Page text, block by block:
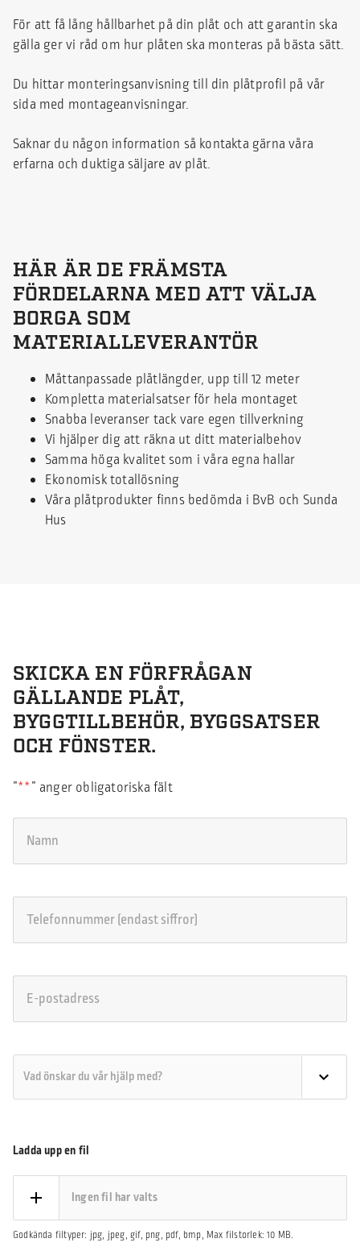
För att få lång hållbarhet på din plåt och att garantin ska
gälla ger vi råd om hur plåten ska monteras på bästa sätt.
Du hittar monteringsanvisning till din plåtprofil på vår
sida med montageanvisningar.
Saknar du någon information så kontakta gärna våra
erfarna och duktiga säljare av plåt.
HÄR ÄR DE FRÄMSTA
FÖRDELARNA MED ATT VÄLJA
BORGA SOM
MATERIALLEVERANTÖR
Måttanpassade plåtlängder, upp till 12 meter
Kompletta materialsatser för hela montaget
Snabba leveranser tack vare egen tillverkning
Vi hjälper dig att räkna ut ditt materialbehov
Samma höga kvalitet som i våra egna hallar
Ekonomisk totallösning
Våra plåtprodukter finns bedömda i BvB och Sunda
Hus
SKICKA EN FÖRFRÅGAN
GÄLLANDE PLÅT,
BYGGTILLBEHÖR, BYGGSATSER
OCH FÖNSTER.
”* ” anger obligatoriska fält
Ladda upp en fil
Ingen fil har valts
Godkända filtyper: jpg, jpeg, gif, png, pdf, bmp, Max filstorlek: 10 MB.